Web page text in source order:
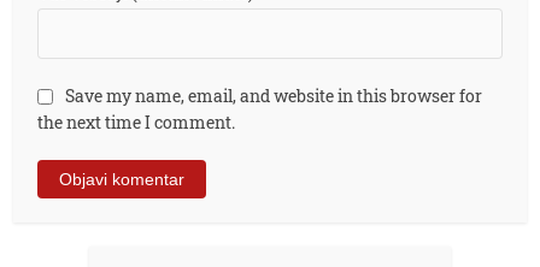
Save my name, email, and website in this browser for
the next time I comment.